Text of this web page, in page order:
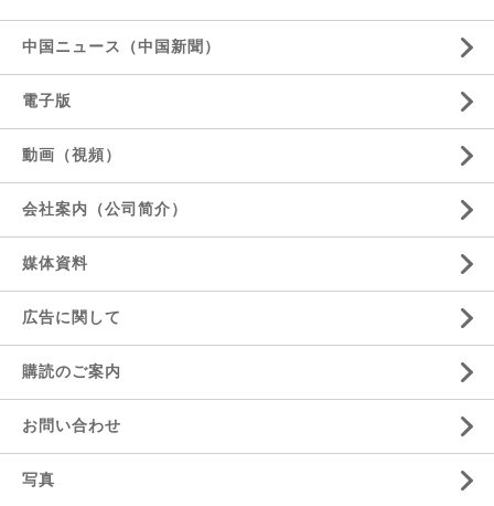
中国ニュース（中国新聞）
電子版
動画（視頻）
会社案内（公司简介）
媒体資料
広告に関して
購読のご案内
お問い合わせ
写真